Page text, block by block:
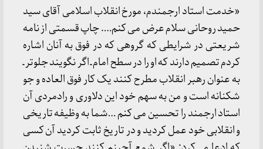
«خدمت استاد ارجمندم، مورخ انقلاب اسلامی آقای سید
حمید روحانی سلام عرض می کنم…. چاپ قسمتی از نامه
شریعتی در شرایطی که گروهی که در فوق به آنان اشاره
کردم تصمیم دارند که او را در سطح امام ـ اگر نگویند جلوتر ـ
به عنوان رهبر انقلاب مطرح کنند یک کار فوق العاده و جو
شکنانه است و من به سهم خود این دلاوری و رادمردی آن
استاد ارجمند را تحسین می کنم …شما به وظیفه تاریخی
و انقلابی خود عمل کردید و در تاریخ ثابت کردید آن کسی